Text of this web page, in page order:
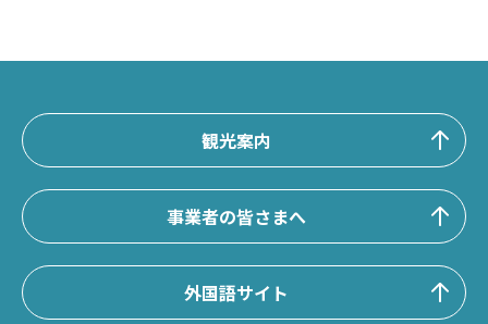
観光案内
事業者の皆さまへ
外国語サイト